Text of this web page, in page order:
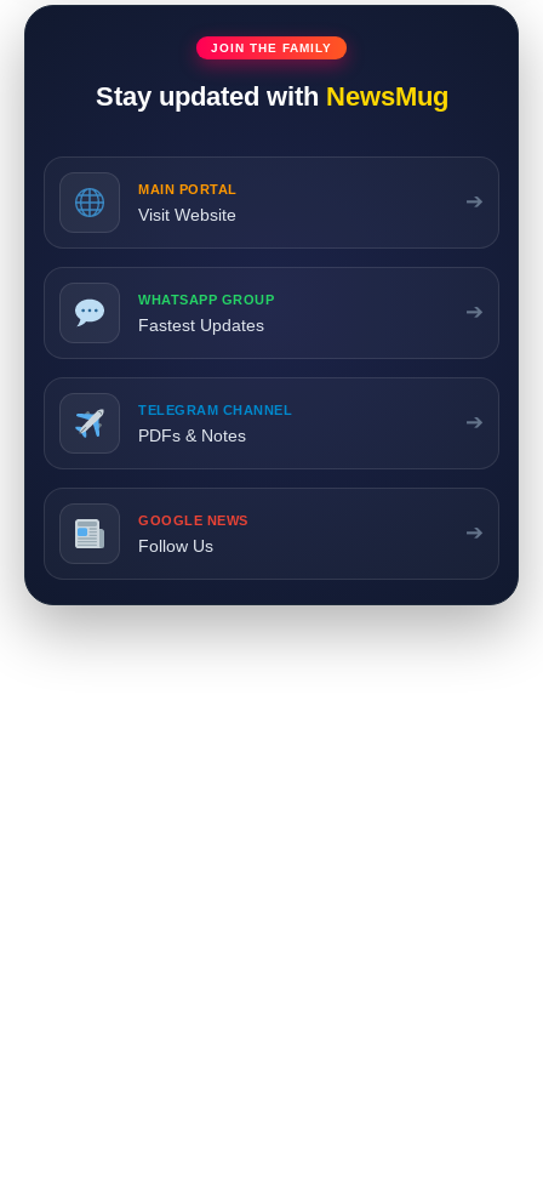
JOIN THE FAMILY
Stay updated with NewsMug
MAIN PORTAL
Visit Website
➔
WHATSAPP GROUP
Fastest Updates
➔
TELEGRAM CHANNEL
PDFs & Notes
➔
GOOGLE NEWS
Follow Us
➔